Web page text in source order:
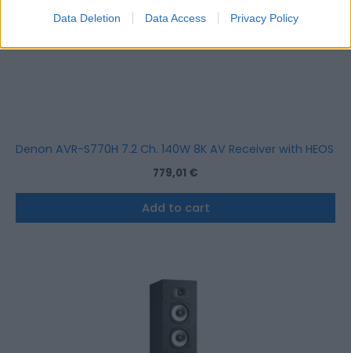
Data Deletion Data Access Privacy Policy
Denon AVR-S770H 7.2 Ch. 140W 8K AV Receiver with HEOS
779,01 €
Add to cart